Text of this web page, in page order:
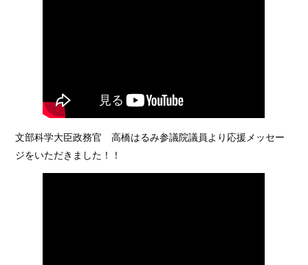
文部科学大臣政務官 高橋はるみ参議院議員より応援メッセー
ジをいただきました！！